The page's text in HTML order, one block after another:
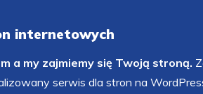
internetowych
a my zajmiemy się Twoją stroną.
serwis dla stron na